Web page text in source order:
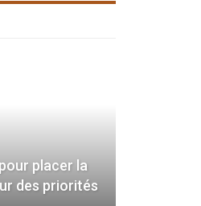
placer la
des priorités